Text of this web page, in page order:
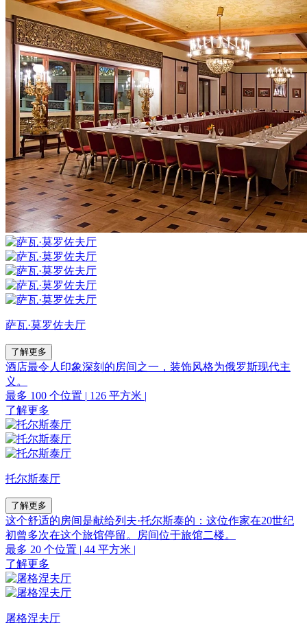
萨瓦·莫罗佐夫厅
了解更多
酒店最令人印象深刻的房间之一，装饰风格为俄罗斯现代主
义。
最多 100 个位置 | 126 平方米 |
了解更多
托尔斯泰厅
了解更多
这个舒适的房间是献给列夫·托尔斯泰的：这位作家在20世纪
初曾多次在这个旅馆停留。房间位于旅馆二楼。
最多 20 个位置 | 44 平方米 |
了解更多
屠格涅夫厅